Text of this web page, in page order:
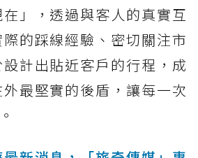
」，透過與客人的真實互
的踩線經驗、密切關注市
計出貼近客戶的行程，成
最堅實的後盾，讓每一次